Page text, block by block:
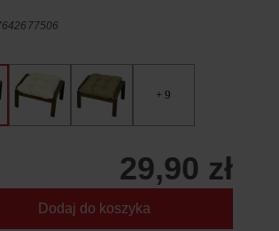
+ 9
29,90 zł
Dodaj do koszyka